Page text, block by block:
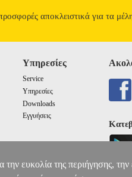
αποκλειστικά για τα
Υπηρεσίες
Service
Υπηρεσίες
Downloads
Εγγυήσεις
την ευκολία της περιήγησης,